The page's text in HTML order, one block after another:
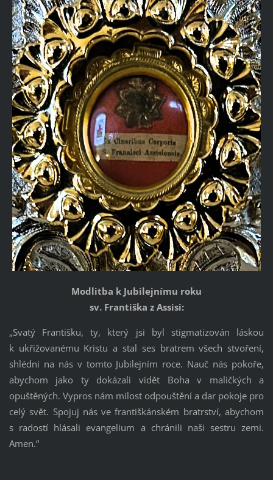
Modlitba k Jubilejnímu roku
sv. Františka z Assisi:
„Svatý Františku, ty, který jsi byl stigmatizován láskou
k ukřižovanému Kristu a stal ses bratrem všech stvoření,
shlédni na nás v tomto Jubilejním roce. Nauč nás pokoře,
abychom jako ty dokázali vidět Boha v maličkých a
opuštěných. Vypros nám milost odpouštění a dar pokoje pro
celý svět. Spojuj nás ve františkánském bratrství, abychom
s radostí hlásali evangelium a chránili naši sestru zemi.
Amen.“